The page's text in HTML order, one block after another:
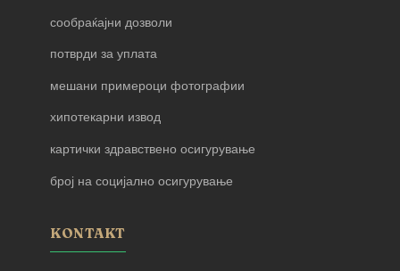
сообраќајни дозволи
потврди за уплата
мешани примероци фотографии
хипотекарни извод
картички здравствено осигурување
број на социјално осигурување
KONTAKT